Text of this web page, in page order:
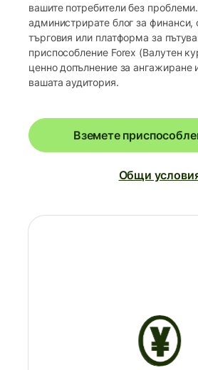
вашите потребители без
администрирате блог за финанси,
търговия или платформа за
приспособление Forex (Валутен
ценно допълнение за ангажиране
вашата аудитория.
Вземете
Общи